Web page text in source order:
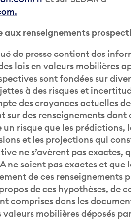
lois en valeurs mobilières
sont fondées sur
à des risques et
des croyances actuelles
sur des renseignements dont
risque que les prédictions,
et les projections qui
ne s’avèrent pas exactes,
ne soient pas exactes et que
de ces renseignements
de ces hypothèses, de
comprises dans les
mobilières déposés
et son rapport de gestion